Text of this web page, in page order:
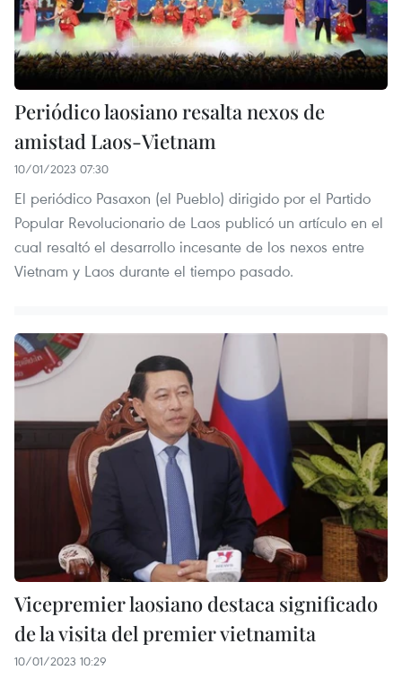
Periódico laosiano resalta nexos de
amistad Laos-Vietnam
10/01/2023 07:30
El periódico Pasaxon (el Pueblo) dirigido por el Partido
Popular Revolucionario de Laos publicó un artículo en el
cual resaltó el desarrollo incesante de los nexos entre
Vietnam y Laos durante el tiempo pasado.
Vicepremier laosiano destaca significado
de la visita del premier vietnamita
10/01/2023 10:29